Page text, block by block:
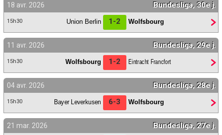
18 avr. 2026 Bundesliga, 30e j.
15h30 Union Berlin 1-2 Wolfsbourg
11 avr. 2026 Bundesliga, 29e j.
15h30 Wolfsbourg 1-2 Eintracht Francfort
04 avr. 2026 Bundesliga, 28e j.
15h30 Bayer Leverkusen 6-3 Wolfsbourg
21 mar. 2026 Bundesliga, 27e j.